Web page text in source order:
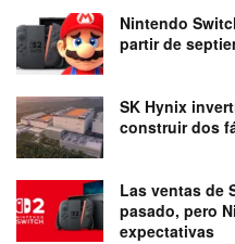
Nintendo
partir de
SK Hynix
construir dos
Las ventas de
pasado, pero
expectativas